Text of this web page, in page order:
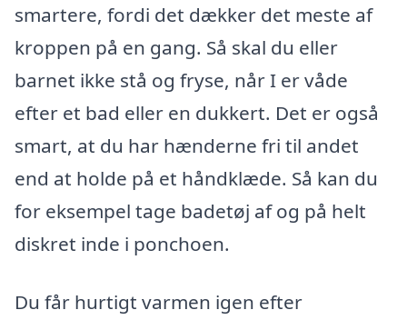
smartere, fordi det dækker det meste af
kroppen på en gang. Så skal du eller
barnet ikke stå og fryse, når I er våde
efter et bad eller en dukkert. Det er også
smart, at du har hænderne fri til andet
end at holde på et håndklæde. Så kan du
for eksempel tage badetøj af og på helt
diskret inde i ponchoen.
Du får hurtigt varmen igen efter